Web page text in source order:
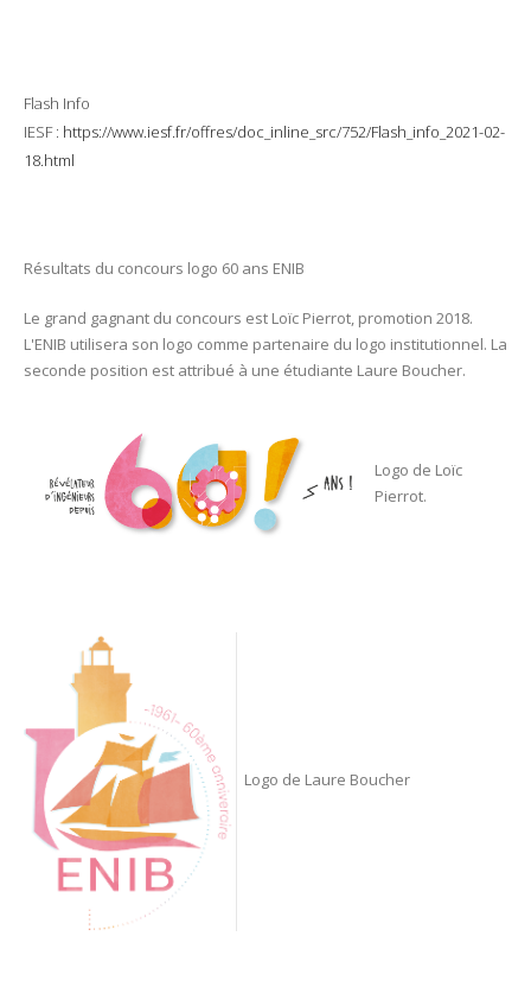
Flash Info
IESF : https://www.iesf.fr/offres/doc_inline_src/752/Flash_info_2021-02-
18.html
Résultats du concours logo 60 ans ENIB
Le grand gagnant du concours est Loïc Pierrot, promotion 2018.
L'ENIB utilisera son logo comme partenaire du logo institutionnel. La
seconde position est attribué à une étudiante Laure Boucher.
Logo de Loïc
Pierrot.
Logo de Laure Boucher